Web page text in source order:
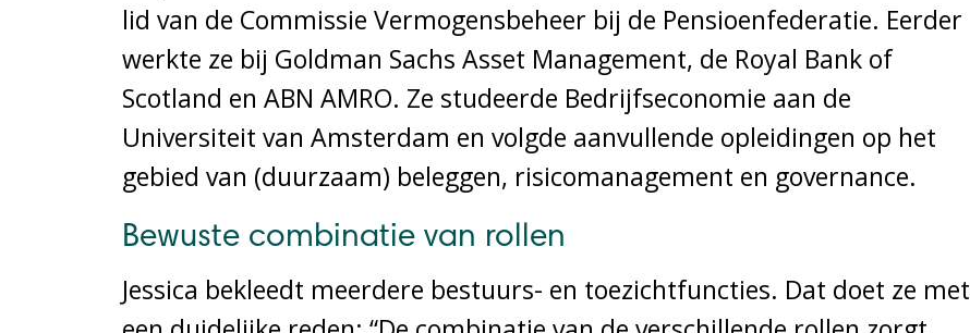
lid van de Commissie Vermogensbeheer bij de Pensioenfederatie. Eerder
werkte ze bij Goldman Sachs Asset Management, de Royal Bank of
Scotland en ABN AMRO. Ze studeerde Bedrijfseconomie aan de
Universiteit van Amsterdam en volgde aanvullende opleidingen op het
gebied van (duurzaam) beleggen, risicomanagement en governance.
Bewuste combinatie van rollen
Jessica bekleedt meerdere bestuurs- en toezichtfuncties. Dat doet ze met